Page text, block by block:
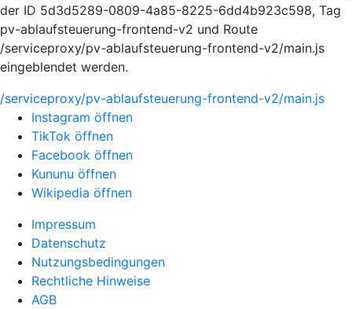
der ID 5d3d5289-0809-4a85-8225-6dd4b923c598, Tag
pv-ablaufsteuerung-frontend-v2 und Route
/serviceproxy/pv-ablaufsteuerung-frontend-v2/main.js
eingeblendet werden.
/serviceproxy/pv-ablaufsteuerung-frontend-v2/main.js
Instagram öffnen
TikTok öffnen
Facebook öffnen
Kununu öffnen
Wikipedia öffnen
Impressum
Datenschutz
Nutzungsbedingungen
Rechtliche Hinweise
AGB